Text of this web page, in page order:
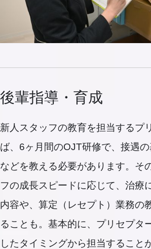
後輩指導・育成
新人スタッフの教育を担当するプ
ば、6ヶ月間のOJT研修で、接遇
などを教える必要があります。そ
フの成長スピードに応じて、治療
内容や、算定（レセプト）業務の
ることも。基本的に、プリセプタ
したタイミングから担当すること